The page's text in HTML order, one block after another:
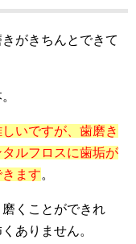
がきちんとできて
いですが、歯磨き
ルフロスに歯垢が
ます。
くことができれ
ありません。